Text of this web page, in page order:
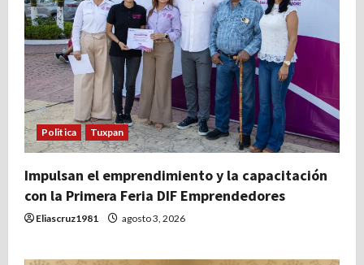
Politica Tuxpan
Impulsan el emprendimiento y la capacitación
con la Primera Feria DIF Emprendedores
Eliascruz1981 agosto 3, 2026